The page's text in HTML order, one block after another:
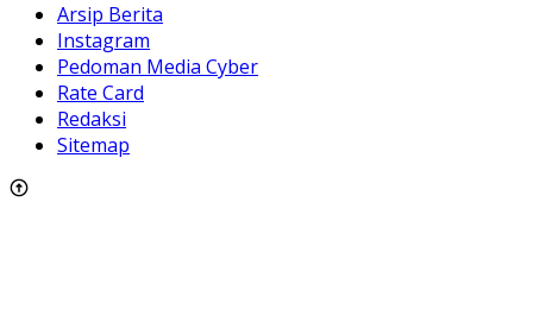
Arsip Berita
Instagram
Pedoman Media Cyber
Rate Card
Redaksi
Sitemap